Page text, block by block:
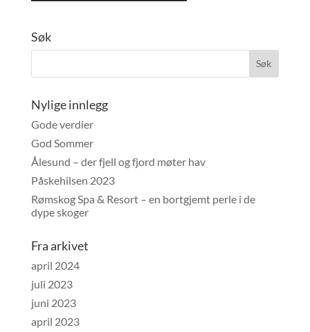
Søk
Nylige innlegg
Gode verdier
God Sommer
Ålesund – der fjell og fjord møter hav
Påskehilsen 2023
Rømskog Spa & Resort – en bortgjemt perle i de
dype skoger
Fra arkivet
april 2024
juli 2023
juni 2023
april 2023